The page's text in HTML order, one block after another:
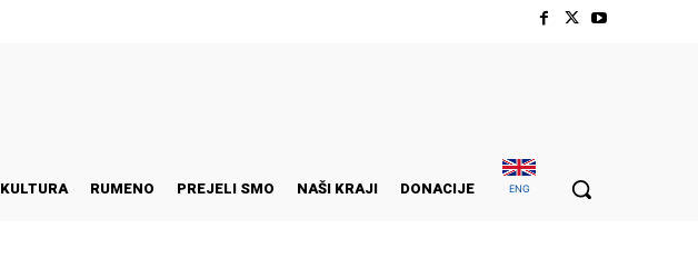
KULTURA RUMENO PREJELI SMO NAŠI KRAJI DONACIJE ENG